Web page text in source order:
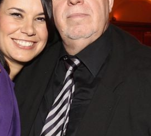
Familie & Liebe
Promiflash Exklusiv
Alle Themen auf Promiflash
Jobs
App runterladen
Team